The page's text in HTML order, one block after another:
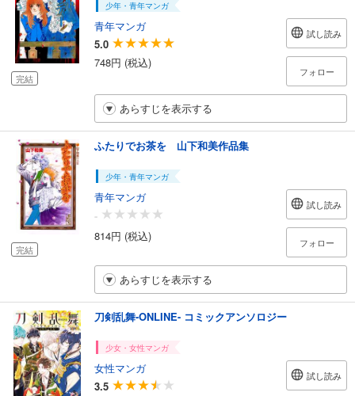
完結
少年・青年マンガ
青年マンガ
5.0
748円 (税込)
試し読み
フォロー
あらすじを表示する
完結
ふたりでお茶を 山下和美作品集
少年・青年マンガ
青年マンガ
-
814円 (税込)
試し読み
フォロー
あらすじを表示する
刀剣乱舞-ONLINE- コミックアンソロジー
少女・女性マンガ
女性マンガ
3.5
試し読み